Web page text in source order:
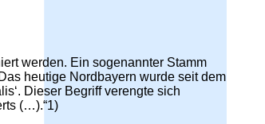
werden. Ein sogenannter Stamm
heutige Nordbayern wurde seit dem
Dieser Begriff verengte sich
(…).“1)